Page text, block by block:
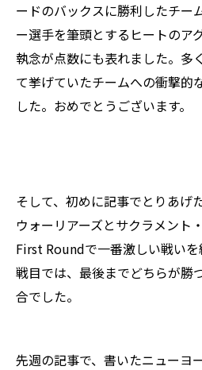
ードのバックスに勝利したチー
ー選手を筆頭とするヒートのア
執念が点数にも表れました。多
て挙げていたチームへの衝撃的
した。おめでとうございます。
そして、初めに記事でとりあげ
ウォーリアーズとサクラメント
First Roundで一番激しい戦いを
戦目では、最後までどちらが勝
合でした。
先週の記事で、書いたニューヨ